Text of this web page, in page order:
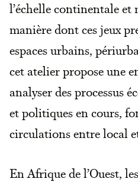
l’échelle continentale
manière dont ces jeux
espaces urbains,
cet atelier propose une
analyser des processus
et politiques en cours,
circulations entre local
En Afrique de l’Ouest,